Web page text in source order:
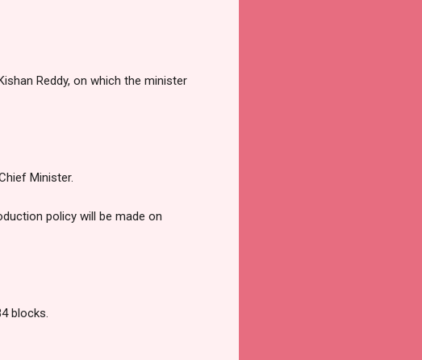
Reddy, on which the minister
Minister.
policy will be made on
blocks.